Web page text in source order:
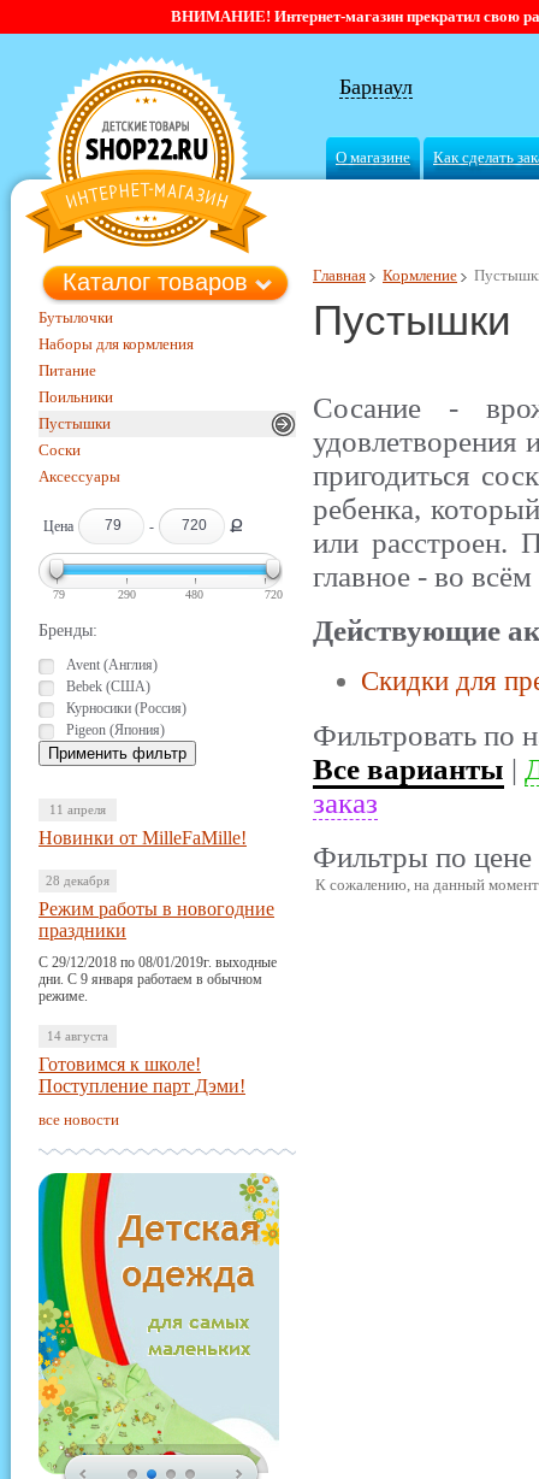
ВНИМАНИЕ! Интернет-магазин прекратил свою
Барнаул
О магазине Как сделать
Главная Кормление
Пустышки
Сосание -
пригодиться
ребенка,
или расстроен.
главное - во
Действующие
Скидки для
Фильтровать по
Все варианты |
заказ
Фильтры по цене
Каталог товаров
Бутылочки
Наборы для кормления
Питание
Поильники
Пустышки
Соски
Аксессуары
Цена - Ք
79 290 480 720
Бренды:
Avent (Англия)
Bebek (США)
Курносики (Россия)
Pigeon (Япония)
11 апреля
Новинки от MilleFaMille!
28 декабря
Режим работы в новогодние
праздники
С 29/12/2018 по 08/01/2019г. выходные
дни. С 9 января работаем в обычном
режиме.
14 августа
Готовимся к школе!
Поступление парт Дэми!
все новости
К сожалению, на данный момент